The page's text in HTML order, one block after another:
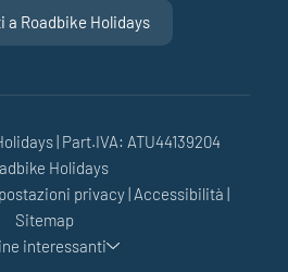
a Roadbike Holidays
| Part.IVA: ATU44139204
Holidays
privacy| Accessibilità |
Sitemap
interessanti